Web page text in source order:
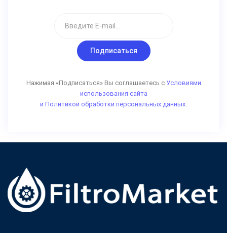
Подписаться
Нажимая «Подписаться» Вы соглашаетесь с Условиями
использования сайта
и Политикой обработки персональных данных.